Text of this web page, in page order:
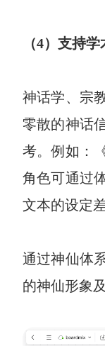
（4）支持
神话学、宗
零散的神话
考。例如：
角色可通过
文本的设定差
通过神仙体
的神仙形象